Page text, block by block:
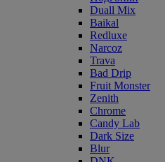
Duall Mix
Baikal
Redluxe
Narcoz
Trava
Bad Drip
Fruit Monster
Zenith
Chrome
Candy Lab
Dark Size
Blur